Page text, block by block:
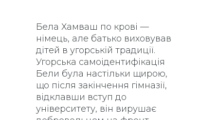
Бела Хамваш по крові —
німець, але батько виховував
дітей в угорській традиції.
Угорська самоідентифікація
Бели була настільки щирою,
що після закінчення гімназії,
відклавши вступ до
університету, він вирушає